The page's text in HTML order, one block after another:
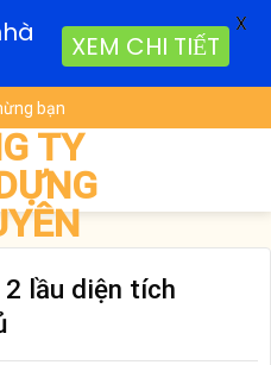
bạn
TY
lầu diện tích
XEM CHI TIẾT
X